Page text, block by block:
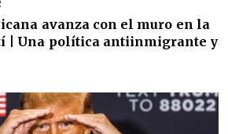
avanza con el muro en la
| Una política antiinmigrante y